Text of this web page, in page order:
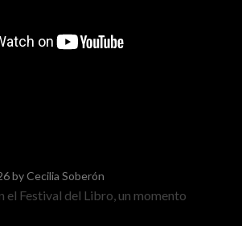
by Cecilia Soberón
el Festival del Libro, un momento